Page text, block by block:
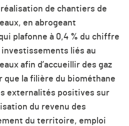
de chantiers de
en abrogeant
plafonne à 0,4 % du chiffre
investissements liés au
afin d’accueillir des gaz
que la filière du biométhane
externalités positives sur
du revenu des
du territoire, emploi